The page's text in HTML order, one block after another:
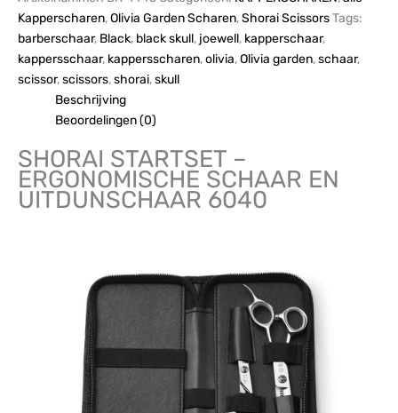
Kapperscharen,Olivia Garden Scharen,Shorai ScissorsTags:
barberschaar, Black, black skull, joewell, kapperschaar,
kappersschaar, kappersscharen,olivia,Olivia garden,schaar,
scissor,scissors,shorai,skull
Beschrijving
Beoordelingen (0)
SHORAI STARTSET –
ERGONOMISCHE SCHAAR EN
UITDUNSCHAAR 6040